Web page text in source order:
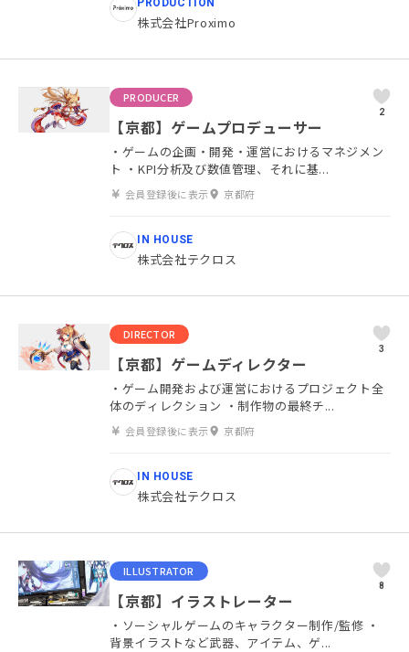
PRODUCTION
株式会社Proximo
PRODUCER
2
【京都】ゲームプロデューサー
・ゲームの企画・開発・運営におけるマネジメン
ト ・KPI分析及び数値管理、それに基...
会員登録後に表示 京都府
IN HOUSE
株式会社テクロス
DIRECTOR
3
【京都】ゲームディレクター
・ゲーム開発および運営におけるプロジェクト全
体のディレクション ・制作物の最終チ...
会員登録後に表示 京都府
IN HOUSE
株式会社テクロス
ILLUSTRATOR
8
【京都】イラストレーター
・ソーシャルゲームのキャラクター制作/監修 ・
背景イラストなど武器、アイテム、ゲ...